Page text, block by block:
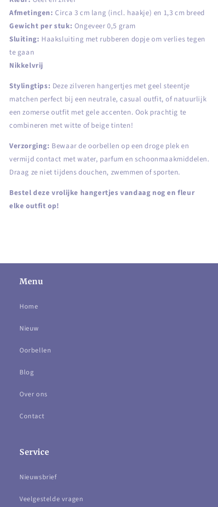
Afmetingen: Circa 3 cm lang (incl. haakje) en 1,3 cm breed
Gewicht per stuk: Ongeveer 0,5 gram
Sluiting: Haaksluiting met rubberen dopje om verlies tegen
te gaan
Nikkelvrij
Stylingtips: Deze zilveren hangertjes met geel steentje
matchen perfect bij een neutrale, casual outfit, of natuurlijk
een zomerse outfit met gele accenten. Ook prachtig te
combineren met witte of beige tinten!
Verzorging: Bewaar de oorbellen op een droge plek en
vermijd contact met water, parfum en schoonmaakmiddelen.
Draag ze niet tijdens douchen, zwemmen of sporten.
Bestel deze vrolijke hangertjes vandaag nog en fleur
elke outfit op!
Menu
Home
Nieuw
Oorbellen
Blog
Over ons
Contact
Service
Nieuwsbrief
Veelgestelde vragen